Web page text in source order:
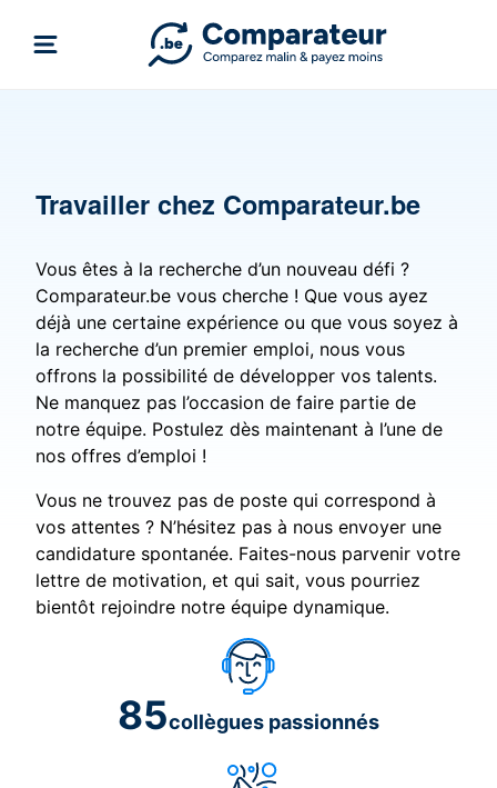
Travailler chez Comparateur.be
Vous êtes à la recherche d’un nouveau défi ?
Comparateur.be vous cherche ! Que vous ayez
déjà une certaine expérience ou que vous soyez à
la recherche d’un premier emploi, nous vous
offrons la possibilité de développer vos talents.
Ne manquez pas l’occasion de faire partie de
notre équipe. Postulez dès maintenant à l’une de
nos offres d’emploi !
Vous ne trouvez pas de poste qui correspond à
vos attentes ? N’hésitez pas à nous envoyer une
candidature spontanée. Faites-nous parvenir votre
lettre de motivation, et qui sait, vous pourriez
bientôt rejoindre notre équipe dynamique.
85collègues passionnés